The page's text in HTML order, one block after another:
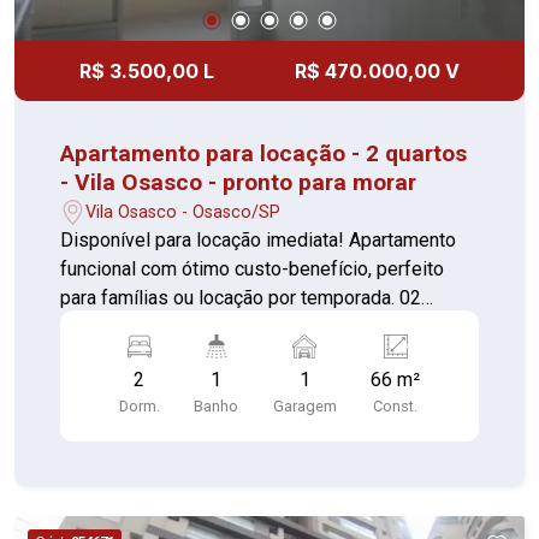
R$ 3.500,00 L R$ 470.000,00 V
Apartamento para locação - 2 quartos
- Vila Osasco - pronto para morar
Vila Osasco - Osasco/SP
Disponível para locação imediata! Apartamento
funcional com ótimo custo-benefício, perfeito
para famílias ou locação por temporada. 02
sacada (piso porcelanato) Cozinha planejada
Banheiro, armário e box Área de serviço ampla e
com porta de vidro 01 vaga de garagem coberta
aconchegante copa. Localizado próximo a
2
Dorm.
1
Banho
1
Garagem
66 m²
Const.